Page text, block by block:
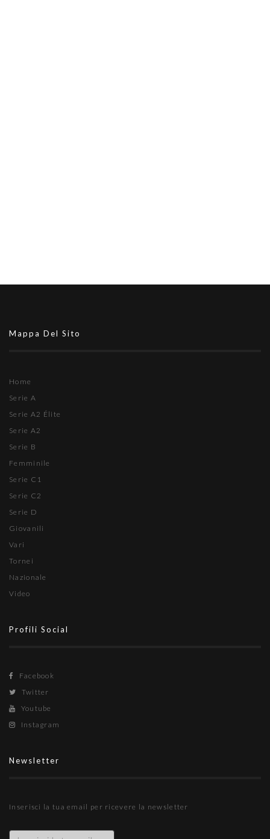
Mappa Del Sito
Home
Serie A
Serie A2 Élite
Serie A2
Serie B
Femminile
Serie C1
Serie C2
Serie D
Giovanili
Vari
Tornei
Nazionale
Video
Profili Social
Facebook
Twitter
Youtube
Instagram
Newsletter
Inserisci la tua email per ricevere la newsletter